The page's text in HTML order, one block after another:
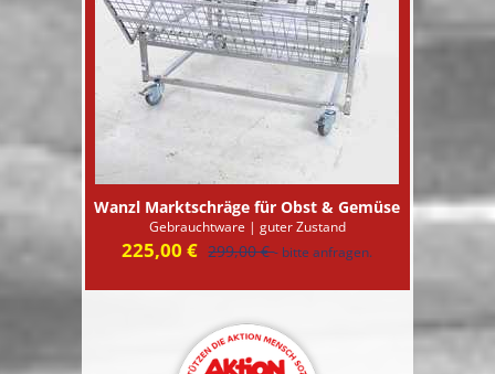
Wanzl Marktschräge für Obst & Gemüse
Gebrauchtware | guter Zustand
225,00 € 299,00 €- bitte anfragen.